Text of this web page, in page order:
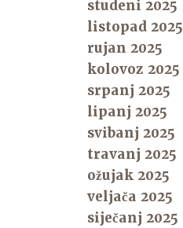
studeni 2025
listopad 2025
rujan 2025
kolovoz 2025
srpanj 2025
lipanj 2025
svibanj 2025
travanj 2025
ožujak 2025
veljača 2025
siječanj 2025